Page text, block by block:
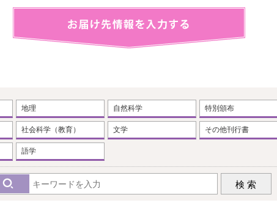
地理 自然科学 特別頒布
社会科学（教育） 文学 その他刊行書
語学